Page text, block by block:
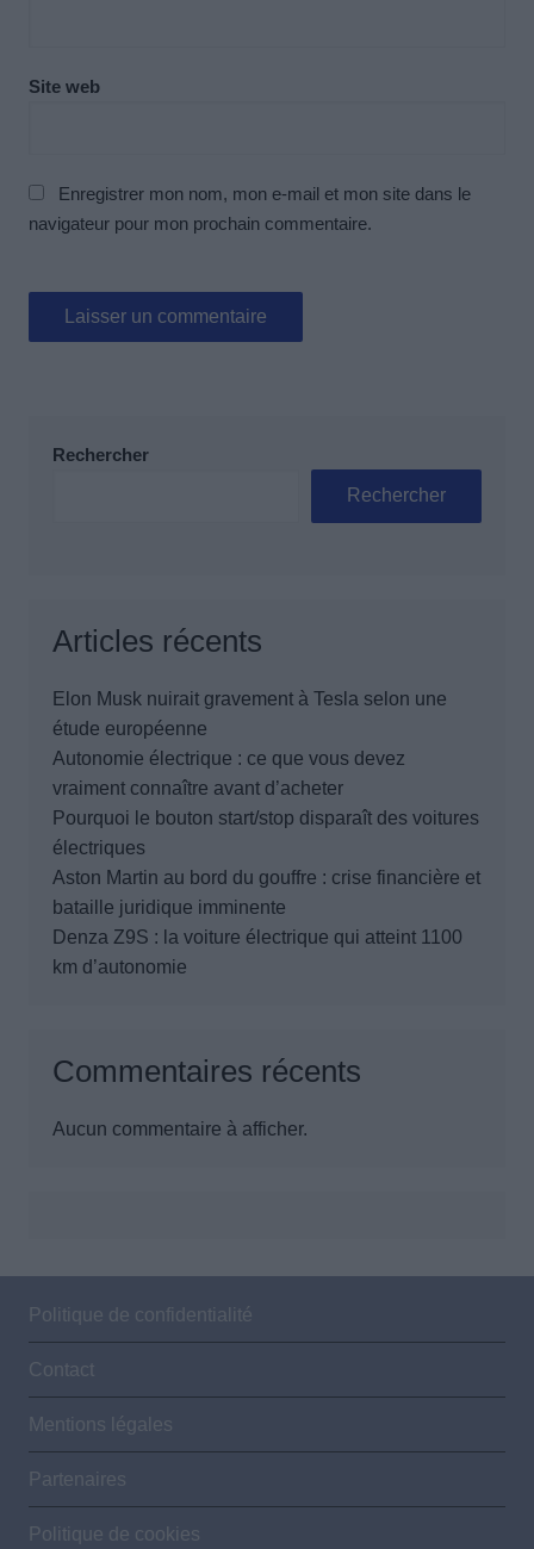
Site web
Enregistrer mon nom, mon e-mail et mon site dans le
navigateur pour mon prochain commentaire.
Rechercher
Rechercher
Articles récents
Elon Musk nuirait gravement à Tesla selon une
étude européenne
Autonomie électrique : ce que vous devez
vraiment connaître avant d’acheter
Pourquoi le bouton start/stop disparaît des voitures
électriques
Aston Martin au bord du gouffre : crise financière et
bataille juridique imminente
Denza Z9S : la voiture électrique qui atteint 1100
km d’autonomie
Commentaires récents
Aucun commentaire à afficher.
Politique de confidentialité
Contact
Mentions légales
Partenaires
Politique de cookies